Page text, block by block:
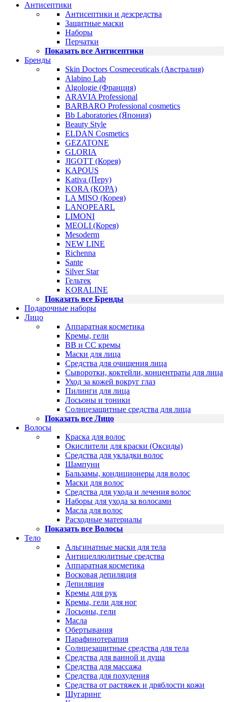
Антисептики
Антисептики и дезсредства
Защитные маски
Наборы
Перчатки
Показать все Антисептики
Бренды
Skin Doctors Cosmeceuticals (Австралия)
Alabino Lab
Algologie (Франция)
ARAVIA Professional
BARBARO Professional cosmetics
Bb Laboratories (Япония)
Beauty Style
ELDAN Cosmetics
GEZATONE
GLORIA
JIGOTT (Корея)
KAPOUS
Kativa (Перу)
KORA (КОРА)
LA MISO (Корея)
LANOPEARL
LIMONI
MEOLI (Корея)
Mesoderm
NEW LINE
Richenna
Sante
Silver Star
Гельтек
KORALINE
Показать все Бренды
Подарочные наборы
Лицо
Аппаратная косметика
Кремы, гели
BB и CC кремы
Маски для лица
Средства для очищения лица
Сыворотки, коктейли, концентраты для лица
Уход за кожей вокруг глаз
Пилинги для лица
Лосьоны и тоники
Солнцезащитные средства для лица
Показать все Лицо
Волосы
Краска для волос
Окислители для краски (Оксиды)
Средства для укладки волос
Шампуни
Бальзамы, кондиционеры для волос
Маски для волос
Средства для ухода и лечения волос
Наборы для ухода за волосами
Масла для волос
Расходные материалы
Показать все Волосы
Тело
Альгинатные маски для тела
Антицеллюлитные средства
Аппаратная косметика
Восковая депиляция
Депиляция
Кремы для рук
Кремы, гели для ног
Лосьоны, гели
Масла
Обертывания
Парафинотерапия
Солнцезащитные средства для тела
Средства для ванной и душа
Средства для массажа
Средства для похудения
Средства от растяжек и дряблости кожи
Шугаринг